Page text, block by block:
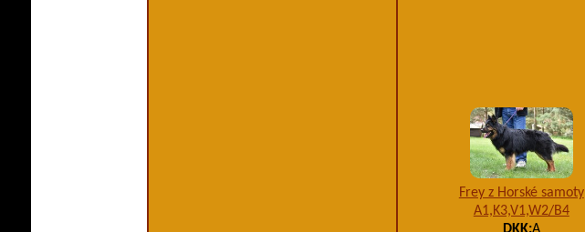
Frey z Horské samoty
A1,K3,V1,W2/B4
DKK:A